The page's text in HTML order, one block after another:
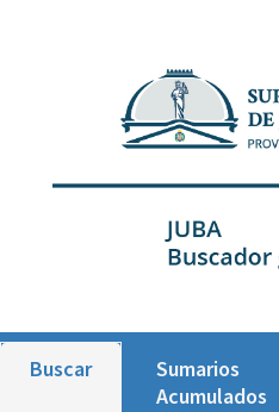
Buscar
Sumarios
Acumulados